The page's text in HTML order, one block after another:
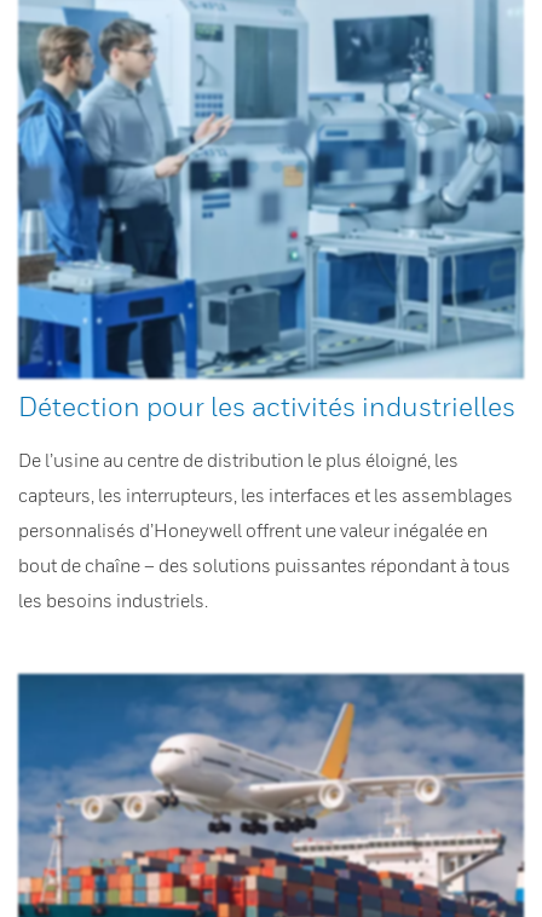
Détection pour les activités industrielles
De l’usine au centre de distribution le plus éloigné, les
capteurs, les interrupteurs, les interfaces et les assemblages
personnalisés d’Honeywell offrent une valeur inégalée en
bout de chaîne – des solutions puissantes répondant à tous
les besoins industriels.